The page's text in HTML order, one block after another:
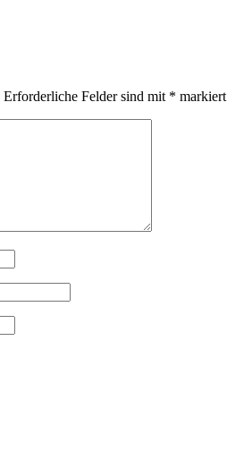
Erforderliche Felder sind mit * markiert